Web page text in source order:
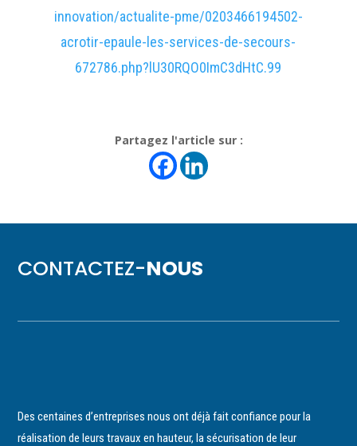
innovation/actualite-pme/0203466194502-
acrotir-epaule-les-services-de-secours-
672786.php?lU30RQO0ImC3dHtC.99
Partagez l'article sur :
CONTACTEZ-NOUS
Des centaines d’entreprises nous ont déjà fait confiance pour la
réalisation de leurs travaux en hauteur, la sécurisation de leur